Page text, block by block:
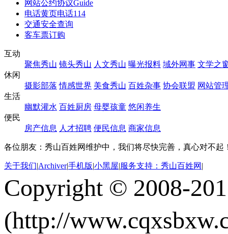
网站公约协议Guide
电话黄页电话114
交通安全查询
客车票订购
互动
聚焦秀山 镜头秀山 人文秀山 曝光报料 域外网事 文学之
休闲
摄影部落 情感世界 美食秀山 百姓杂事 协会联盟 网站管
生活
幽默灌水 百姓厨房 母婴孩童 悠闲养生
便民
房产信息 人才招聘 便民信息 商家信息
各位朋友：秀山百姓网维护中，我们将尽快完善，真心对不起
关于我们|Archiver|手机版|小黑屋|服务支持：秀山百姓网 |
Copyright © 2008-
(http://